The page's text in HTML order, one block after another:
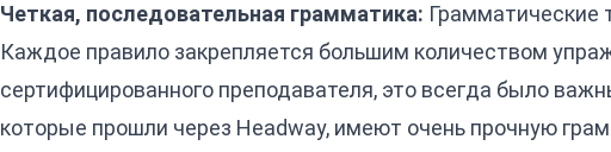
Четкая, последовательная грамматика: Грамматические
Каждое правило закрепляется большим количеством
сертифицированного преподавателя, это всегда было
которые прошли через Headway, имеют очень прочную